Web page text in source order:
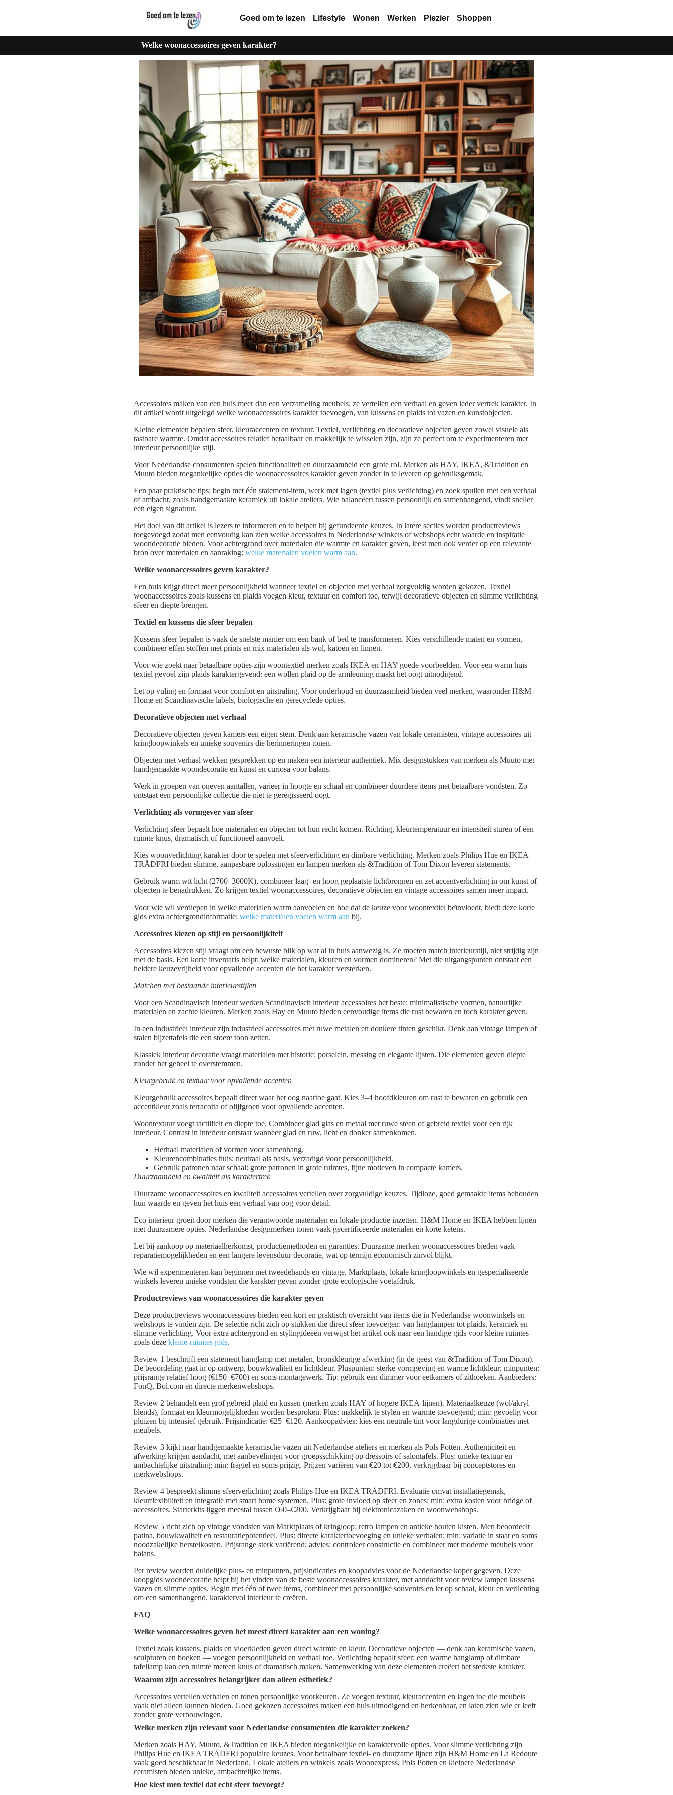
Goed om te lezen Lifestyle Wonen Werken Plezier Shoppen
Welke woonaccessoires geven karakter?
Accessoires maken van een huis meer dan een verzameling meubels; ze vertellen een verhaal en geven ieder vertrek karakter. In
dit artikel wordt uitgelegd welke woonaccessoires karakter toevoegen, van kussens en plaids tot vazen en kunstobjecten.
Kleine elementen bepalen sfeer, kleuraccenten en textuur. Textiel, verlichting en decoratieve objecten geven zowel visuele als
tastbare warmte. Omdat accessoires relatief betaalbaar en makkelijk te wisselen zijn, zijn ze perfect om te experimenteren met
interieur persoonlijke stijl.
Voor Nederlandse consumenten spelen functionaliteit en duurzaamheid een grote rol. Merken als HAY, IKEA, &Tradition en
Muuto bieden toegankelijke opties die woonaccessoires karakter geven zonder in te leveren op gebruiksgemak.
Een paar praktische tips: begin met één statement-item, werk met lagen (textiel plus verlichting) en zoek spullen met een verhaal
of ambacht, zoals handgemaakte keramiek uit lokale ateliers. Wie balanceert tussen persoonlijk en samenhangend, vindt sneller
een eigen signatuur.
Het doel van dit artikel is lezers te informeren en te helpen bij gefundeerde keuzes. In latere secties worden productreviews
toegevoegd zodat men eenvoudig kan zien welke accessoires in Nederlandse winkels of webshops echt waarde en inspiratie
woondecoratie bieden. Voor achtergrond over materialen die warmte en karakter geven, leest men ook verder op een relevante
bron over materialen en aanraking: welke materialen voelen warm aan.
Welke woonaccessoires geven karakter?
Een huis krijgt direct meer persoonlijkheid wanneer textiel en objecten met verhaal zorgvuldig worden gekozen. Textiel
woonaccessoires zoals kussens en plaids voegen kleur, textuur en comfort toe, terwijl decoratieve objecten en slimme verlichting
sfeer en diepte brengen.
Textiel en kussens die sfeer bepalen
Kussens sfeer bepalen is vaak de snelste manier om een bank of bed te transformeren. Kies verschillende maten en vormen,
combineer effen stoffen met prints en mix materialen als wol, katoen en linnen.
Voor wie zoekt naar betaalbare opties zijn woontextiel merken zoals IKEA en HAY goede voorbeelden. Voor een warm huis
textiel gevoel zijn plaids karaktergevend: een wollen plaid op de armleuning maakt het oogt uitnodigend.
Let op vuling en formaat voor comfort en uitstraling. Voor onderhoud en duurzaamheid bieden veel merken, waaronder H&M
Home en Scandinavische labels, biologische en gerecyclede opties.
Decoratieve objecten met verhaal
Decoratieve objecten geven kamers een eigen stem. Denk aan keramische vazen van lokale ceramisten, vintage accessoires uit
kringloopwinkels en unieke souvenirs die herinneringen tonen.
Objecten met verhaal wekken gesprekken op en maken een interieur authentiek. Mix designstukken van merken als Muuto met
handgemaakte woondecoratie en kunst en curiosa voor balans.
Werk in groepen van oneven aantallen, varieer in hoogte en schaal en combineer duurdere items met betaalbare vondsten. Zo
ontstaat een persoonlijke collectie die niet te geregisseerd oogt.
Verlichting als vormgever van sfeer
Verlichting sfeer bepaalt hoe materialen en objecten tot hun recht komen. Richting, kleurtemperatuur en intensiteit sturen of een
ruimte knus, dramatisch of functioneel aanvoelt.
Kies woonverlichting karakter door te spelen met sfeerverlichting en dimbare verlichting. Merken zoals Philips Hue en IKEA
TRÅDFRI bieden slimme, aanpasbare oplossingen en lampen merken als &Tradition of Tom Dixon leveren statements.
Gebruik warm wit licht (2700–3000K), combineer laag- en hoog geplaatste lichtbronnen en zet accentverlichting in om kunst of
objecten te benadrukken. Zo krijgen textiel woonaccessoires, decoratieve objecten en vintage accessoires samen meer impact.
Voor wie wil verdiepen in welke materialen warm aanvoelen en hoe dat de keuze voor woontextiel beïnvloedt, biedt deze korte
gids extra achtergrondinformatie: welke materialen voelen warm aan bij.
Accessoires kiezen op stijl en persoonlijkiteit
Accessoires kiezen stijl vraagt om een bewuste blik op wat al in huis aanwezig is. Ze moeten match interieurstijl, niet strijdig zijn
met de basis. Een korte inventaris helpt: welke materialen, kleuren en vormen domineren? Met die uitgangspunten ontstaat een
heldere keuzevrijheid voor opvallende accenten die het karakter versterken.
Matchen met bestaande interieurstijlen
Voor een Scandinavisch interieur werken Scandinavisch interieur accessoires het beste: minimalistische vormen, natuurlijke
materialen en zachte kleuren. Merken zoals Hay en Muuto bieden eenvoudige items die rust bewaren en toch karakter geven.
In een industrieel interieur zijn industrieel accessoires met ruwe metalen en donkere tinten geschikt. Denk aan vintage lampen of
stalen bijzettafels die een stoere toon zetten.
Klassiek interieur decoratie vraagt materialen met historie: porselein, messing en elegante lijsten. Die elementen geven diepte
zonder het geheel te overstemmen.
Kleurgebruik en textuur voor opvallende accenten
Kleurgebruik accessoires bepaalt direct waar het oog naartoe gaat. Kies 3–4 hoofdkleuren om rust te bewaren en gebruik een
accentkleur zoals terracotta of olijfgroen voor opvallende accenten.
Woontextuur voegt tactiliteit en diepte toe. Combineer glad glas en metaal met ruwe steen of gebreid textiel voor een rijk
interieur. Contrast in interieur ontstaat wanneer glad en ruw, licht en donker samenkomen.
Herhaal materialen of vormen voor samenhang.
Kleurencombinaties huis: neutraal als basis, verzadigd voor persoonlijkheid.
Gebruik patronen naar schaal: grote patronen in grote ruimtes, fijne motieven in compacte kamers.
Duurzaamheid en kwaliteit als karaktertrek
Duurzame woonaccessoires en kwaliteit accessoires vertellen over zorgvuldige keuzes. Tijdloze, goed gemaakte items behouden
hun waarde en geven het huis een verhaal van oog voor detail.
Eco interieur groeit door merken die verantwoorde materialen en lokale productie inzetten. H&M Home en IKEA hebben lijnen
met duurzamere opties. Nederlandse designmerken tonen vaak gecertificeerde materialen en korte ketens.
Let bij aankoop op materiaalherkomst, productiemethoden en garanties. Duurzame merken woonaccessoires bieden vaak
reparatiemogelijkheden en een langere levensduur decoratie, wat op termijn economisch zinvol blijkt.
Wie wil experimenteren kan beginnen met tweedehands en vintage. Marktplaats, lokale kringloopwinkels en gespecialiseerde
winkels leveren unieke vondsten die karakter geven zonder grote ecologische voetafdruk.
Productreviews van woonaccessoires die karakter geven
Deze productreviews woonaccessoires bieden een kort en praktisch overzicht van items die in Nederlandse woonwinkels en
webshops te vinden zijn. De selectie richt zich op stukken die direct sfeer toevoegen: van hanglampen tot plaids, keramiek en
slimme verlichting. Voor extra achtergrond en stylingideeën verwijst het artikel ook naar een handige gids voor kleine ruimtes
zoals deze kleine-ruimtes gids.
Review 1 beschrijft een statement hanglamp met metalen, bronskleurige afwerking (in de geest van &Tradition of Tom Dixon).
De beoordeling gaat in op ontwerp, bouwkwaliteit en lichtkleur. Pluspunten: sterke vormgeving en warme lichtkleur; minpunten:
prijsrange relatief hoog (€150–€700) en soms montagewerk. Tip: gebruik een dimmer voor eetkamers of zithoeken. Aanbieders:
FonQ, Bol.com en directe merkenwebshops.
Review 2 behandelt een grof gebreid plaid en kussen (merken zoals HAY of hogere IKEA-lijnen). Materiaalkeuze (wol/akryl
blends), formaat en kleurmogelijkheden worden besproken. Plus: makkelijk te stylen en warmte toevoegend; min: gevoelig voor
pluizen bij intensief gebruik. Prijsindicatie: €25–€120. Aankoopadvies: kies een neutrale tint voor langdurige combinaties met
meubels.
Review 3 kijkt naar handgemaakte keramische vazen uit Nederlandse ateliers en merken als Pols Potten. Authenticiteit en
afwerking krijgen aandacht, met aanbevelingen voor groepsschikking op dressoirs of salontafels. Plus: unieke textuur en
ambachtelijke uitstraling; min: fragiel en soms prijzig. Prijzen variëren van €20 tot €200, verkrijgbaar bij conceptstores en
merkwebshops.
Review 4 bespreekt slimme sfeerverlichting zoals Philips Hue en IKEA TRÅDFRI. Evaluatie omvat installatiegemak,
kleurflexibiliteit en integratie met smart home systemen. Plus: grote invloed op sfeer en zones; min: extra kosten voor bridge of
accessoires. Starterkits liggen meestal tussen €60–€200. Verkrijgbaar bij elektronicazaken en woonwebshops.
Review 5 richt zich op vintage vondsten van Marktplaats of kringloop: retro lampen en antieke houten kisten. Men beoordeelt
patina, bouwkwaliteit en restauratiepotentieel. Plus: directe karaktertoevoeging en unieke verhalen; min: variatie in staat en soms
noodzakelijke herstelkosten. Prijsrange sterk variërend; advies: controleer constructie en combineer met moderne meubels voor
balans.
Per review worden duidelijke plus- en minpunten, prijsindicaties en koopadvies voor de Nederlandse koper gegeven. Deze
koopgids woondecoratie helpt bij het vinden van de beste woonaccessoires karakter, met aandacht voor review lampen kussens
vazen en slimme opties. Begin met één of twee items, combineer met persoonlijke souvenirs en let op schaal, kleur en verlichting
om een samenhangend, karaktervol interieur te creëren.
FAQ
Welke woonaccessoires geven het meest direct karakter aan een woning?
Textiel zoals kussens, plaids en vloerkleden geven direct warmte en kleur. Decoratieve objecten — denk aan keramische vazen,
sculpturen en boeken — voegen persoonlijkheid en verhaal toe. Verlichting bepaalt sfeer: een warme hanglamp of dimbare
tafellamp kan een ruimte meteen knus of dramatisch maken. Samenwerking van deze elementen creëert het sterkste karakter.
Waarom zijn accessoires belangrijker dan alleen esthetiek?
Accessoires vertellen verhalen en tonen persoonlijke voorkeuren. Ze voegen textuur, kleuraccenten en lagen toe die meubels
vaak niet alleen kunnen bieden. Goed gekozen accessoires maken een huis uitnodigend en herkenbaar, en laten zien wie er leeft
zonder grote verbouwingen.
Welke merken zijn relevant voor Nederlandse consumenten die karakter zoeken?
Merken zoals HAY, Muuto, &Tradition en IKEA bieden toegankelijke en karaktervolle opties. Voor slimme verlichting zijn
Philips Hue en IKEA TRÅDFRI populaire keuzes. Voor betaalbare textiel- en duurzame lijnen zijn H&M Home en La Redoute
vaak goed beschikbaar in Nederland. Lokale ateliers en winkels zoals Woonexpress, Pols Potten en kleinere Nederlandse
ceramisten bieden unieke, ambachtelijke items.
Hoe kiest men textiel dat echt sfeer toevoegt?